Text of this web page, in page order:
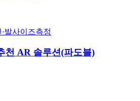
발사이즈측정
천 AR 솔루션(파도블)